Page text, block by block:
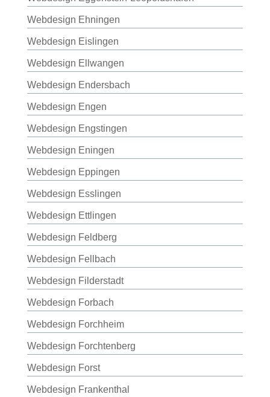
Webdesign Ehningen
Webdesign Eislingen
Webdesign Ellwangen
Webdesign Endersbach
Webdesign Engen
Webdesign Engstingen
Webdesign Eningen
Webdesign Eppingen
Webdesign Esslingen
Webdesign Ettlingen
Webdesign Feldberg
Webdesign Fellbach
Webdesign Filderstadt
Webdesign Forbach
Webdesign Forchheim
Webdesign Forchtenberg
Webdesign Forst
Webdesign Frankenthal